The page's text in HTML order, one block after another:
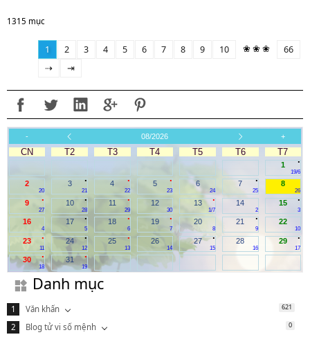
1315 mục
1 2 3 4 5 6 7 8 9 10 ❀ ❀ ❀
66
⇢
⇥
- 08/2026 +
CN T2 T3 T4 T5 T6 T7
.
1
19/6
2
20
.
3
21
.
4
22
.
5
23
6
24
.
7
25
8
26
.
9
27
.
10
28
.
11
29
12
30
.
13
1/7
14
2
.
15
3
16
4
.
17
5
.
18
6
.
19
7
20
8
.
21
9
22
10
.
23
11
.
24
12
.
25
13
26
14
.
27
15
28
16
.
29
17
.
30
18
.
31
19
Danh mục
Văn khấn 621
Blog tử vi số mệnh 0